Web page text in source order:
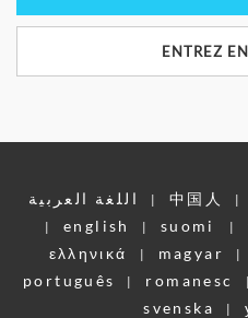
ENTREZ
اللغة العربية | 中国人 |
| english | suomi |
ελληνικά | magyar |
português | romanesc |
svenska |